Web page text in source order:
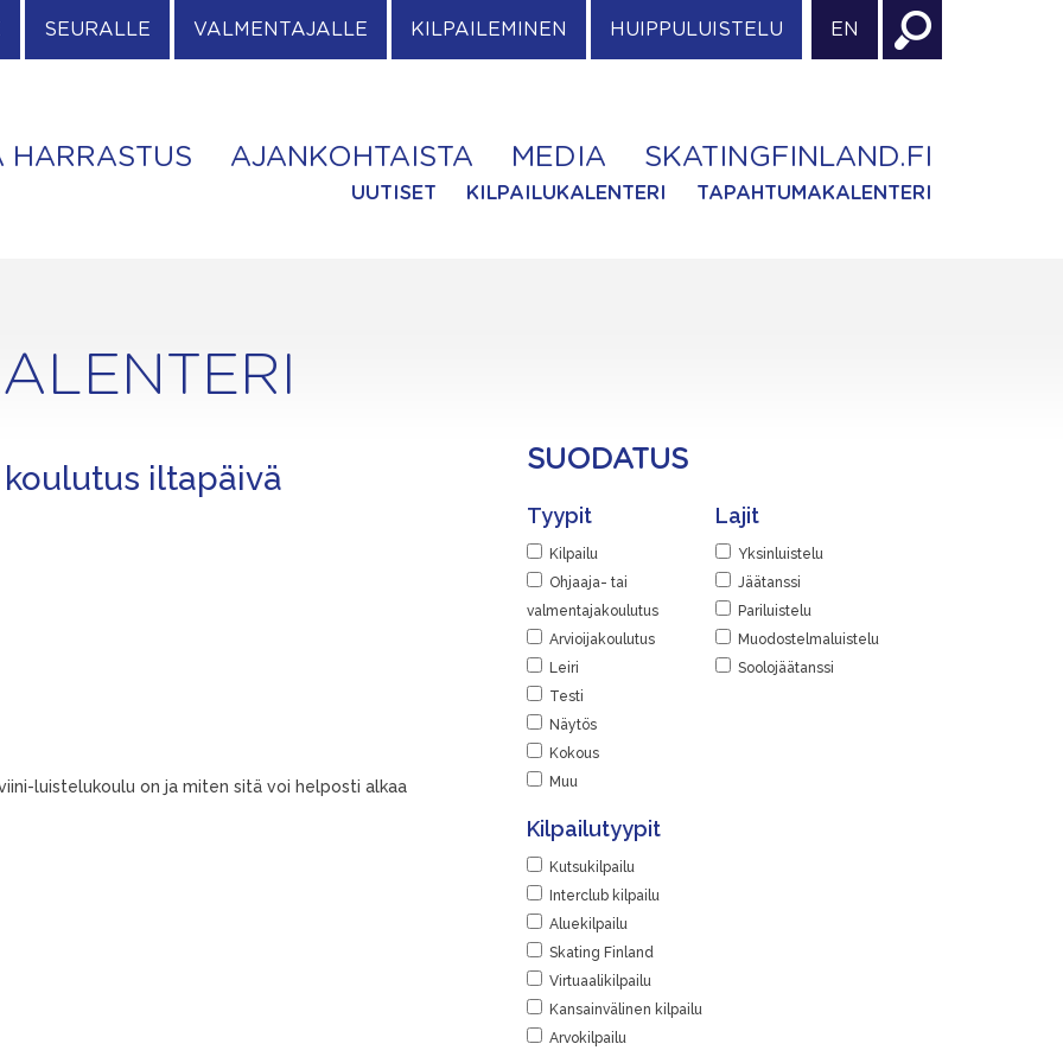
SEURALLE VALMENTAJALLE KILPAILEMINEN HUIPPULUISTELU EN
HARRASTUS AJANKOHTAISTA MEDIA SKATINGFINLAND.FI
UUTISET KILPAILUKALENTERI TAPAHTUMAKALENTERI
iltapäivä
luistelukoulu on ja miten sitä voi helposti alkaa
SUODATUS
Tyypit
Kilpailu
Ohjaaja- tai
valmentajakoulutus
Arvioijakoulutus
Leiri
Testi
Näytös
Kokous
Muu
Lajit
Yksinluistelu
Jäätanssi
Pariluistelu
Muodostelmaluistelu
Soolojäätanssi
Kilpailutyypit
Kutsukilpailu
Interclub kilpailu
Aluekilpailu
Skating Finland
Virtuaalikilpailu
Kansainvälinen kilpailu
Arvokilpailu